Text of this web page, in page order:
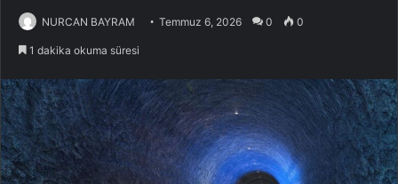
NURCAN BAYRAM Temmuz 6, 2026 0 0
1 dakika okuma süresi